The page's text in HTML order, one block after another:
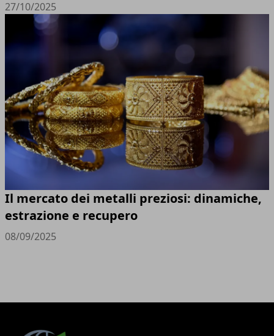
27/10/2025
Il mercato dei metalli preziosi: dinamiche,
estrazione e recupero
08/09/2025